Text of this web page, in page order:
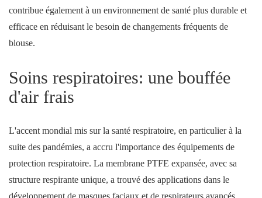
contribue également à un environnement de santé plus durable et
efficace en réduisant le besoin de changements fréquents de
blouse.
Soins respiratoires: une bouffée
d'air frais
L'accent mondial mis sur la santé respiratoire, en particulier à la
suite des pandémies, a accru l'importance des équipements de
protection respiratoire. La membrane PTFE expansée, avec sa
structure respirante unique, a trouvé des applications dans le
développement de masques faciaux et de respirateurs avancés.